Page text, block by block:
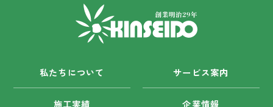
私たちについて サービス案内
施工実績 企業情報